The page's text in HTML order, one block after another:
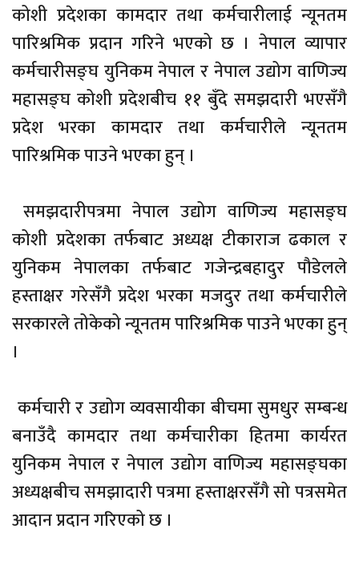
कोशी प्रदेशका कामदार तथा कर्मचारीलाई न्यूनतम
पारिश्रमिक प्रदान गरिने भएको छ । नेपाल व्यापार
कर्मचारीसङ्घ युनिकम नेपाल र नेपाल उद्योग वाणिज्य
महासङ्घ कोशी प्रदेशबीच ११ बुँदे समझदारी भएसँगै
प्रदेश भरका कामदार तथा कर्मचारीले न्यूनतम
पारिश्रमिक पाउने भएका हुन् ।
समझदारीपत्रमा नेपाल उद्योग वाणिज्य महासङ्घ
कोशी प्रदेशका तर्फबाट अध्यक्ष टीकाराज ढकाल र
युनिकम नेपालका तर्फबाट गजेन्द्रबहादुर पौडेलले
हस्ताक्षर गरेसँगै प्रदेश भरका मजदुर तथा कर्मचारीले
सरकारले तोकेको न्यूनतम पारिश्रमिक पाउने भएका हुन्
।
कर्मचारी र उद्योग व्यवसायीका बीचमा सुमधुर सम्बन्ध
बनाउँदै कामदार तथा कर्मचारीका हितमा कार्यरत
युनिकम नेपाल र नेपाल उद्योग वाणिज्य महासङ्घका
अध्यक्षबीच समझादारी पत्रमा हस्ताक्षरसँगै सो पत्रसमेत
आदान प्रदान गरिएको छ ।